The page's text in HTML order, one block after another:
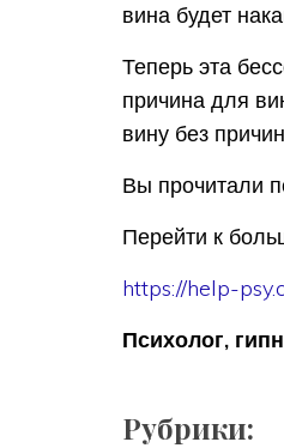
вина будет
Теперь эта
причина для
вину без
Вы прочитали
Перейти к
https://help-
Психолог,
Рубрики: